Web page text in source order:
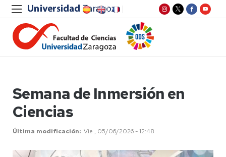
Semana de Inmersión en
Ciencias
Última modificación Vie , 05/06/2026 - 12:48